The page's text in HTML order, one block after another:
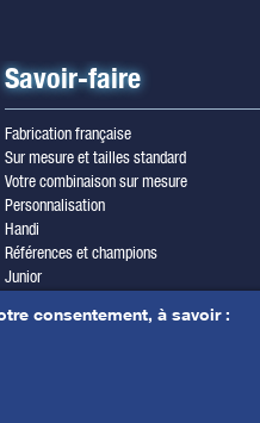
consentement, à savoir :
Savoir-faire
Fabrication française
Sur mesure et tailles standard
Votre combinaison sur mesure
Personnalisation
Handi
Références et champions
Junior
Yamamoto